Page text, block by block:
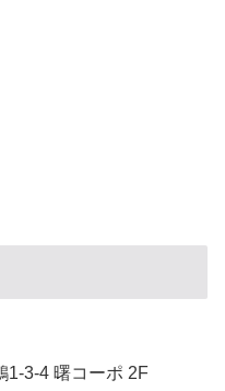
1-3-4 曙コーポ 2F